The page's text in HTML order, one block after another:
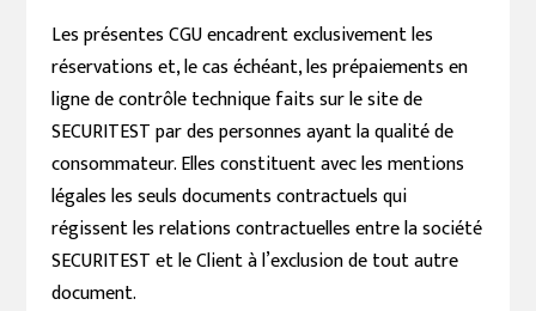
Les présentes CGU encadrent exclusivement les
réservations et, le cas échéant, les prépaiements en
ligne de contrôle technique faits sur le site de
SECURITEST par des personnes ayant la qualité de
consommateur. Elles constituent avec les mentions
légales les seuls documents contractuels qui
régissent les relations contractuelles entre la société
SECURITEST et le Client à l’exclusion de tout autre
document.